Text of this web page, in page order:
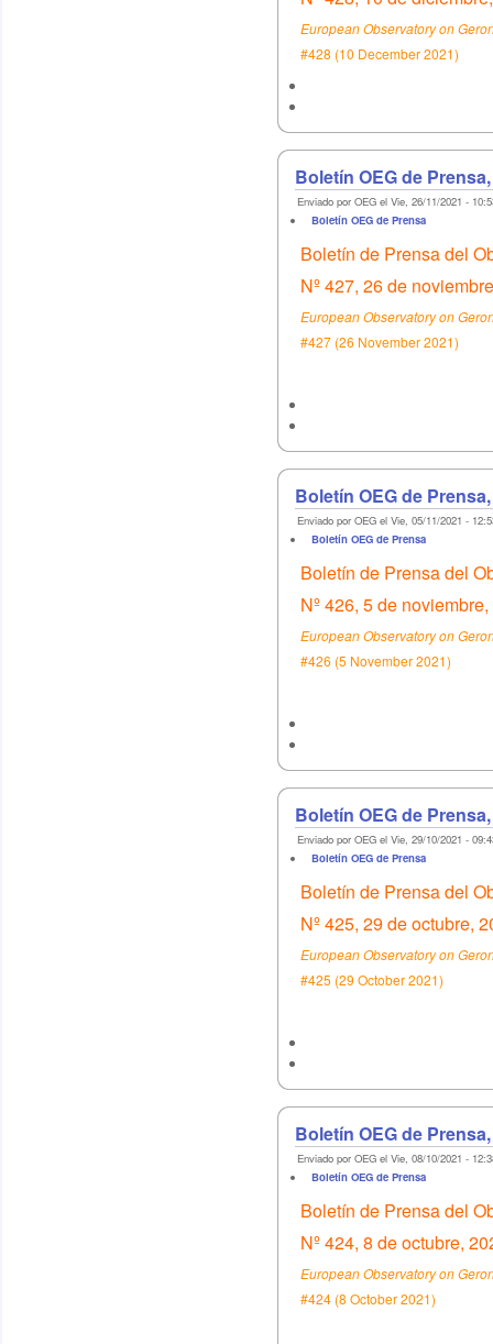
European Observatory on
#428 (10 December 2021)
Boletín OEG de Prensa,
Enviado por OEG el Vie, 26/11/2021 -
Boletín OEG de Prensa
Boletín de Prensa del
Nº 427, 26 de
European Observatory on
#427 (26 November 2021)
Boletín OEG de Prensa,
Enviado por OEG el Vie, 05/11/2021 -
Boletín OEG de Prensa
Boletín de Prensa del
Nº 426, 5 de
European Observatory on
#426 (5 November 2021)
Boletín OEG de Prensa,
Enviado por OEG el Vie, 29/10/2021 -
Boletín OEG de Prensa
Boletín de Prensa del
Nº 425, 29 de octubre,
European Observatory on
#425 (29 October 2021)
Boletín OEG de Prensa,
Enviado por OEG el Vie, 08/10/2021 -
Boletín OEG de Prensa
Boletín de Prensa del
Nº 424, 8 de octubre,
European Observatory on
#424 (8 October 2021)